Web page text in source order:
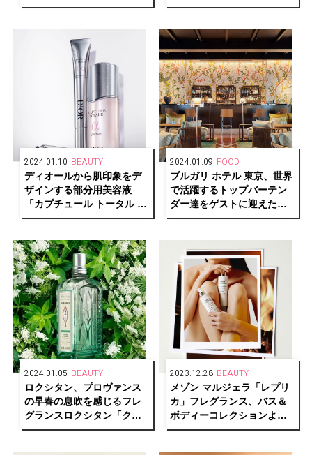
アンダーライナー」発売開
Afternoon Tea -Spring-」
2024.01.10 BEAUTY
ディオールから肌印象をデ
ザインする部分用美容液
「カプチュール トータル ヒ
アルショット」が登場
2024.01.09 FOOD
ブルガリ ホテル 東京、世界
で活躍するトップバーテン
ダー達をゲストに迎えたカ
クテルイベント「シンポジ
2024.01.05 BEAUTY
ロクシタン、プロヴァンス
の早春の息吹を感じるフレ
グランスロクシタン「クリ
ーンヴァーベナ」シリーズ
2023.12.28 BEAUTY
メゾン マルジェラ「レプリ
カ」フレグランス、バス＆
ボディーコレクションより
「バイ ザ ファイヤープレイ